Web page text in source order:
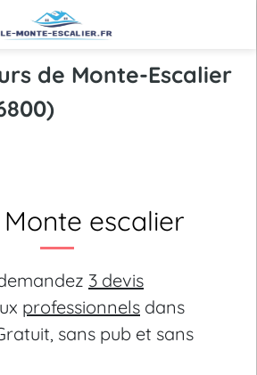
de Monte-Escalier
escalier
3 devis
professionnels dans
sans pub et sans